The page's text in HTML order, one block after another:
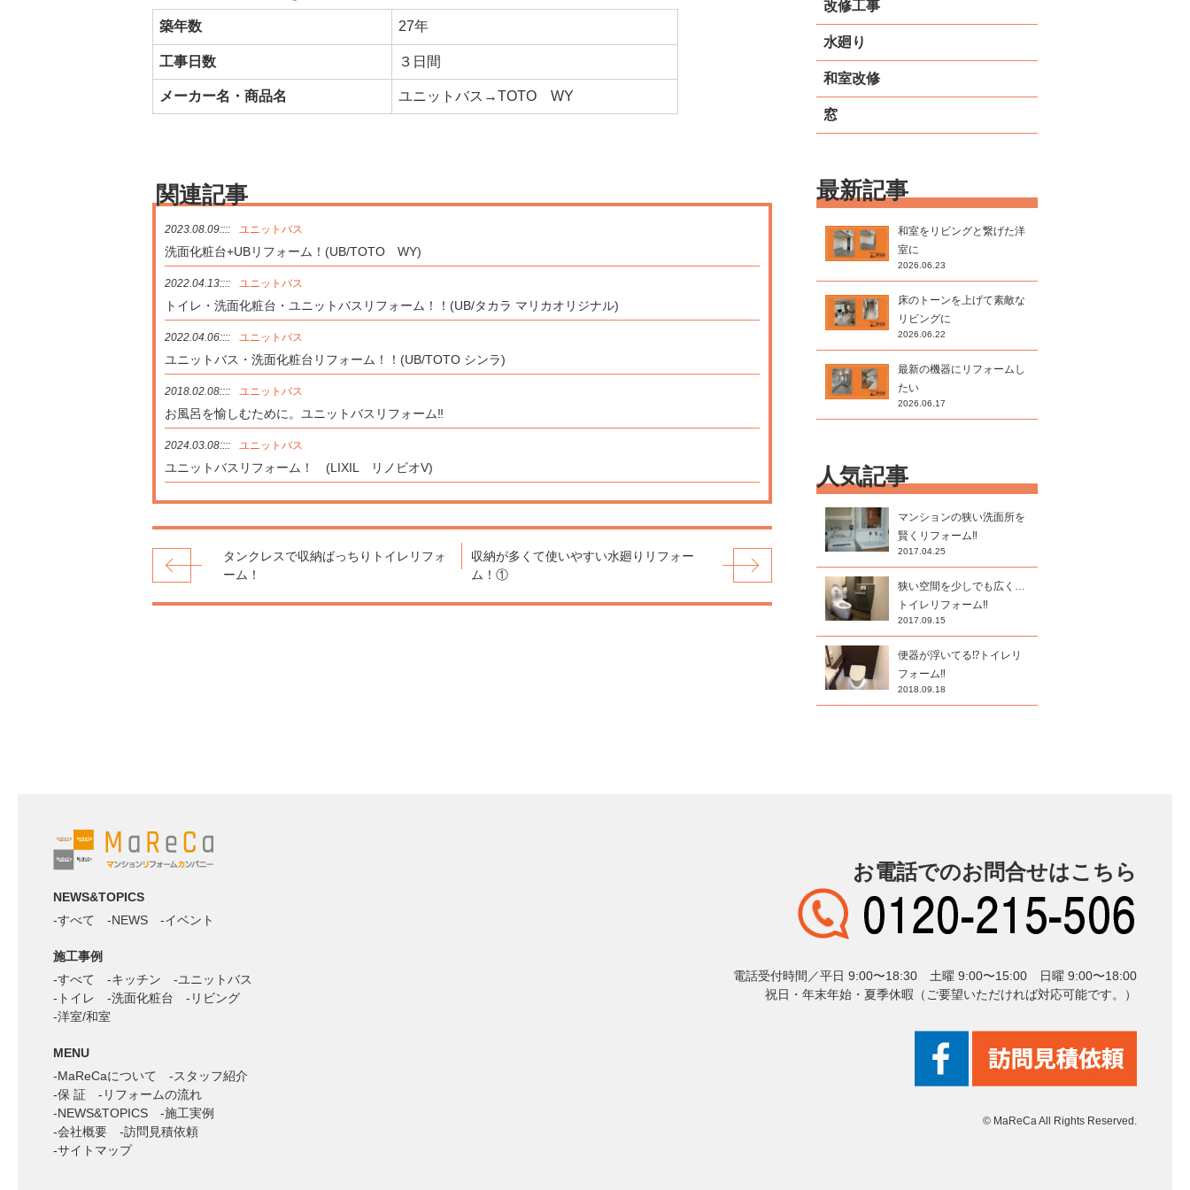
築年数 27年
工事日数 ３日間
メーカー名・商品名 ユニットバス→TOTO WY
関連記事
2023.08.09:::: ユニットバス
洗面化粧台+UBリフォーム！(UB/TOTO WY)
2022.04.13:::: ユニットバス
トイレ・洗面化粧台・ユニットバスリフォーム！！(UB/タカラ マリカオリジナル)
2022.04.06:::: ユニットバス
ユニットバス・洗面化粧台リフォーム！！(UB/TOTO シンラ)
2018.02.08:::: ユニットバス
お風呂を愉しむために。ユニットバスリフォーム‼
2024.03.08:::: ユニットバス
ユニットバスリフォーム！ (LIXIL リノビオV)
タンクレスで収納ばっちりトイレリフォ
ーム！
収納が多くて使いやすい水廻りリフォー
ム！①
改修工事
水廻り
和室改修
窓
最新記事
和室をリビングと繋げた洋
室に
2026.06.23
床のトーンを上げて素敵な
リビングに
2026.06.22
最新の機器にリフォームし
たい
2026.06.17
人気記事
マンションの狭い洗面所を
賢くリフォーム‼
2017.04.25
狭い空間を少しでも広く…
トイレリフォーム‼
2017.09.15
便器が浮いてる⁉トイレリ
フォーム‼
2018.09.18
NEWS&TOPICS
すべて
NEWS イベント
施工事例
すべて
キッチン
ユニットバス
トイレ
洗面化粧台
リビング
洋室/和室
MENU
MaReCaについて
スタッフ紹介
保 証
リフォームの流れ
NEWS&TOPICS
施工実例
会社概要
訪問見積依頼
サイトマップ
お電話でのお問合せはこちら
電話受付時間／平日 9:00〜18:30 土曜 9:00〜15:00 日曜 9:00〜18:00
祝日・年末年始・夏季休暇（ご要望いただければ対応可能です。）
© MaReCa All Rights Reserved.